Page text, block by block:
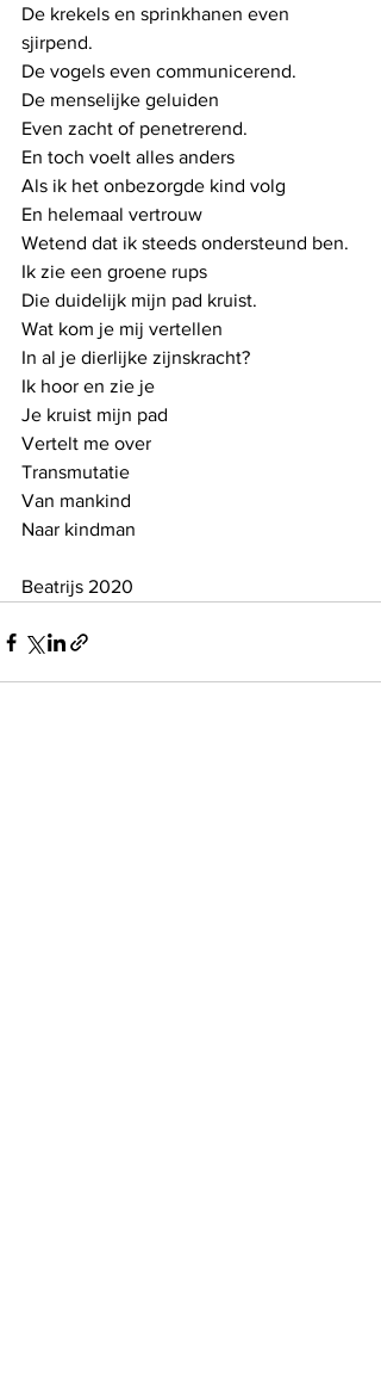
De krekels en sprinkhanen even
sjirpend.
De vogels even communicerend.
De menselijke geluiden
Even zacht of penetrerend.
En toch voelt alles anders
Als ik het onbezorgde kind volg
En helemaal vertrouw
Wetend dat ik steeds ondersteund ben.
Ik zie een groene rups
Die duidelijk mijn pad kruist.
Wat kom je mij vertellen
In al je dierlijke zijnskracht?
Ik hoor en zie je
Je kruist mijn pad
Vertelt me over
Transmutatie
Van mankind
Naar kindman
Beatrijs 2020